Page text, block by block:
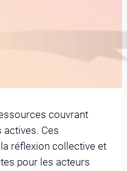
couvrant
Ces
réflexion collective et
pour les acteurs